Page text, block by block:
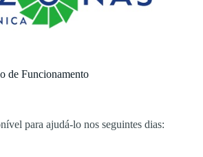
de Funcionamento
para ajudá-lo nos seguintes dias: